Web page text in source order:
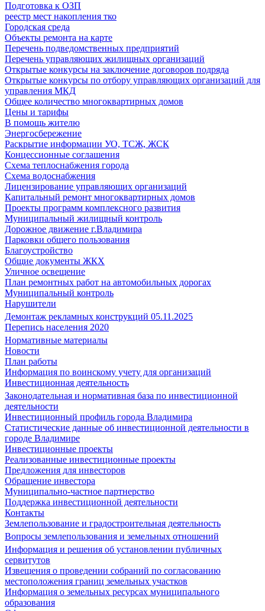
Подготовка к ОЗП
реестр мест накопления тко
Городская среда
Объекты ремонта на карте
Перечень подведомственных предприятий
Перечень управляющих жилищных организаций
Открытые конкурсы на заключение договоров подряда
Открытые конкурсы по отбору управляющих организаций для
управления МКД
Общее количество многоквартирных домов
Цены и тарифы
В помощь жителю
Энергосбережение
Раскрытие информации УО, ТСЖ, ЖСК
Концессионные соглашения
Схема теплоснабжения города
Схема водоснабжения
Лицензирование управляющих организаций
Капитальный ремонт многоквартирных домов
Проекты программ комплексного развития
Муниципальный жилищный контроль
Дорожное движение г.Владимира
Парковки общего пользования
Благоустройство
Общие документы ЖКХ
Уличное освещение
План ремонтных работ на автомобильных дорогах
Муниципальный контроль
Нарушители
Демонтаж рекламных конструкций 05.11.2025
Перепись населения 2020
Нормативные материалы
Новости
План работы
Информация по воинскому учету для организаций
Инвестиционная деятельность
Законодательная и нормативная база по инвестиционной
деятельности
Инвестиционный профиль города Владимира
Статистические данные об инвестиционной деятельности в
городе Владимире
Инвестиционные проекты
Реализованные инвестиционные проекты
Предложения для инвесторов
Обращение инвестора
Муниципально-частное партнерство
Поддержка инвестиционной деятельности
Контакты
Землепользование и градостроительная деятельность
Вопросы землепользования и земельных отношений
Информация и решения об установлении публичных
сервитутов
Извещения о проведении собраний по согласованию
местоположения границ земельных участков
Информация о земельных ресурсах муниципального
образования